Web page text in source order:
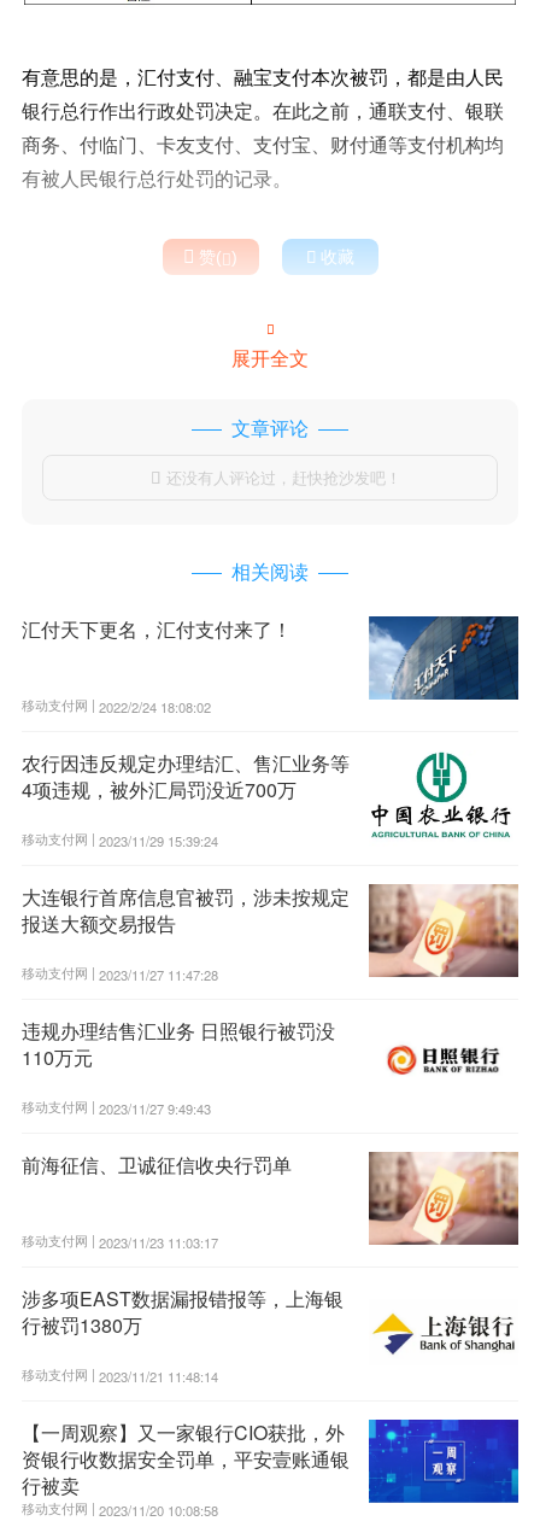
有意思的是，汇付支付、融宝支付本次被罚，都是由人民
银行总行作出行政处罚决定。在此之前，通联支付、银联
商务、付临门、卡友支付、支付宝、财付通等支付机构均
有被人民银行总行处罚的记录。
 赞()  收藏

展开全文
文章评论
 还没有人评论过，赶快抢沙发吧！
相关阅读
汇付天下更名，汇付支付来了！
移动支付网 | 2022/2/24 18:08:02
农行因违反规定办理结汇、售汇业务等
4项违规，被外汇局罚没近700万
移动支付网 | 2023/11/29 15:39:24
大连银行首席信息官被罚，涉未按规定
报送大额交易报告
移动支付网 | 2023/11/27 11:47:28
违规办理结售汇业务 日照银行被罚没
110万元
移动支付网 | 2023/11/27 9:49:43
前海征信、卫诚征信收央行罚单
移动支付网 | 2023/11/23 11:03:17
涉多项EAST数据漏报错报等，上海银
行被罚1380万
移动支付网 | 2023/11/21 11:48:14
【一周观察】又一家银行CIO获批，外
资银行收数据安全罚单，平安壹账通银
行被卖
移动支付网 | 2023/11/20 10:08:58